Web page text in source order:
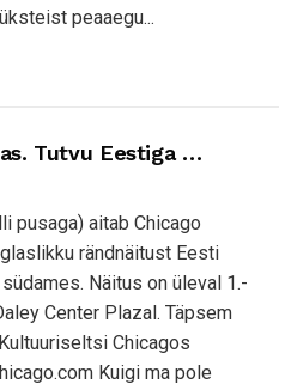
peaaegu...
Tutvu Eestiga …
pusaga) aitab Chicago
rändnäitust Eesti
Näitus on üleval 1.-
Center Plazal. Täpsem
Chicagos
Kuigi ma pole